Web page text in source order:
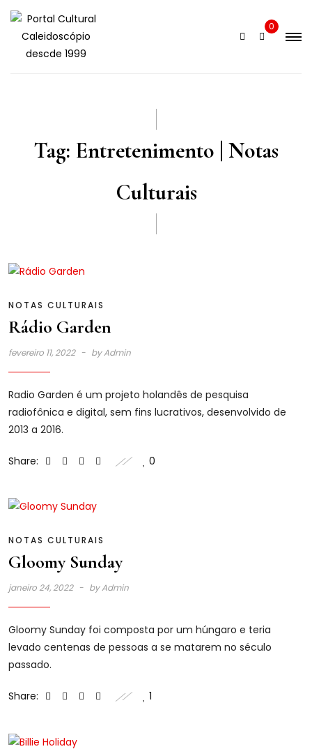
Skip
content
0
Tag: Entretenimento | Notas
Culturais
NOTAS CULTURAIS
Rádio Garden
fevereiro 11, 2022 byAdmin
Radio Garden é um projeto holandês de pesquisa
radiofônica e digital, sem fins lucrativos, desenvolvido de
2013 a 2016.
Share: 0
NOTAS CULTURAIS
Gloomy Sunday
janeiro 24, 2022 byAdmin
Gloomy Sunday foi composta por um húngaro e teria
levado centenas de pessoas a se matarem no século
passado.
Share: 1